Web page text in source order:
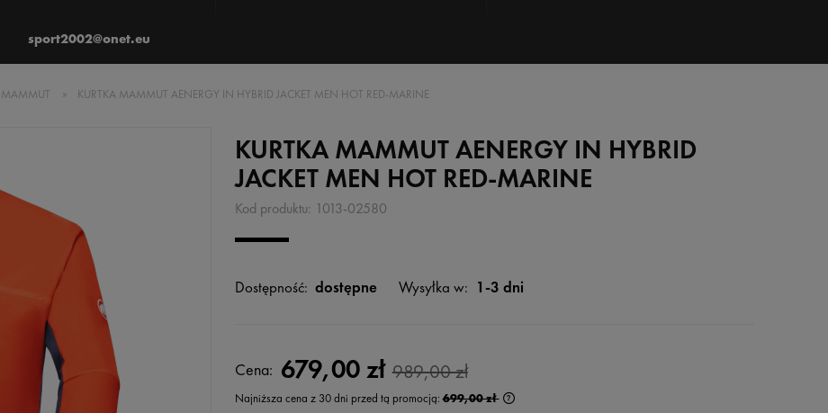
sport2002@onet.eu
MAMMUT » KURTKA MAMMUT AENERGY IN HYBRID JACKET MEN HOT RED-MARINE
KURTKA MAMMUT AENERGY IN HYBRID
JACKET MEN HOT RED-MARINE
Kod produktu: 1013-02580
Dostępność: dostępne Wysyłka w: 1-3 dni
Cena: 679,00 zł 989,00 zł
Najniższa cena z 30 dni przed tą promocją:699,00 zł